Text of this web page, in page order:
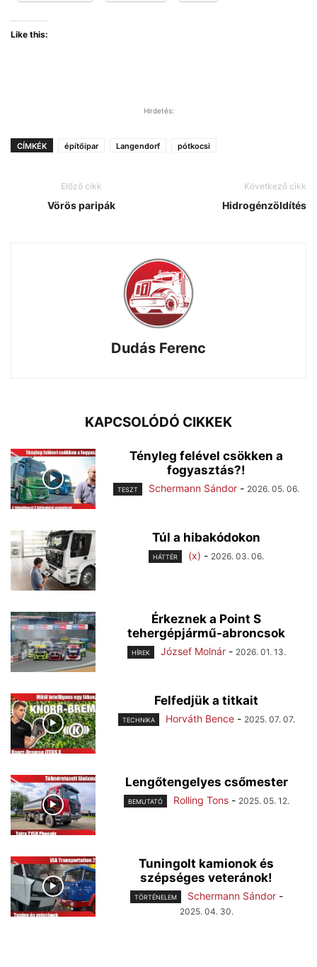
Like this:
Hirdetés:
CÍMKÉK építőipar Langendorf pótkocsi
Előző cikk
Vörös paripák
Következő cikk
Hidrogénzöldítés
Dudás Ferenc
KAPCSOLÓDÓ CIKKEK
Tényleg felével csökken a
fogyasztás?!
TESZT Schermann Sándor - 2026. 05. 06.
Túl a hibakódokon
HÁTTÉR (x) - 2026. 03. 06.
Érkeznek a Point S
tehergépjármű-abroncsok
HÍREK József Molnár - 2026. 01. 13.
Felfedjük a titkait
TECHNIKA Horváth Bence - 2025. 07. 07.
Lengőtengelyes csőmester
BEMUTATÓ Rolling Tons - 2025. 05. 12.
Tuningolt kamionok és
szépséges veteránok!
TÖRTÉNELEM Schermann Sándor -
2025. 04. 30.